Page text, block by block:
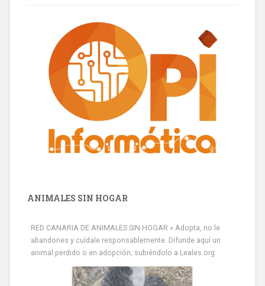
ANIMALES SIN HOGAR
RED CANARIA DE ANIMALES SIN HOGAR » Adopta, no le
abandones y cuídale responsablemente. Difunde aquí un
animal perdido o en adopción, subiéndolo a Leales.org